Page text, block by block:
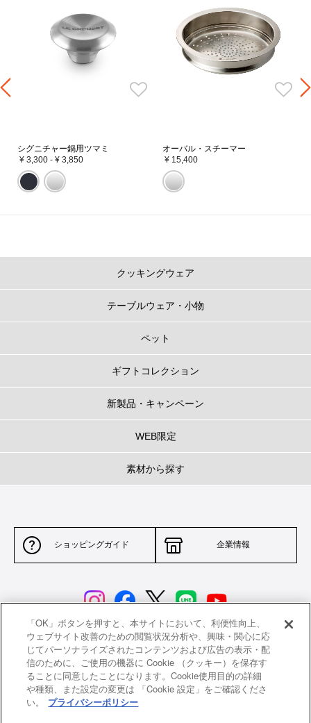
シグニチャー鍋用ツマミ
¥ 3,300 - ¥ 3,850
オーバル・スチーマー
¥ 15,400
クッキングウェア
テーブルウェア・小物
ペット
ギフトコレクション
新製品・キャンペーン
WEB限定
素材から探す
ショッピングガイド 企業情報
サイトポリシー 特定商取引法に基づく表示
並行輸入品について 個人情報保護方針
返品について
「OK」ボタンを押すと、本サイトにおいて、利便性向上、
ウェブサイト改善のための閲覧状況分析や、興味・関心に応
じてパーソナライズされたコンテンツおよび広告の表示・配
信のために、ご使用の機器に Cookie （クッキー）を保存す
ることに同意したことになります。Cookie使用目的の詳細
や種類、また設定の変更は 「Cookie 設定」をご確認くださ
い。
プライバシーポリシー